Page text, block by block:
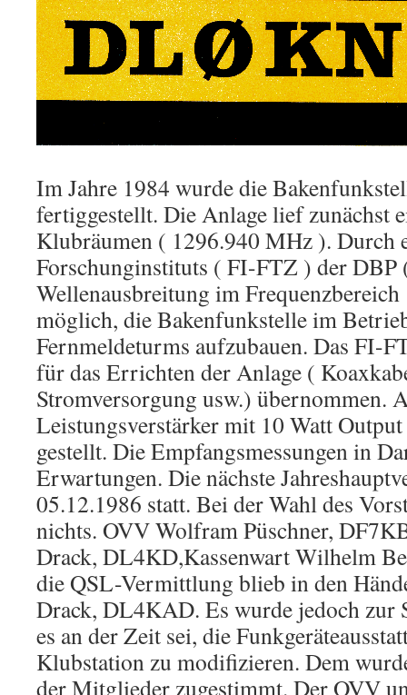
Im Jahre 1984 wurde die
fertiggestellt. Die Anlage lief zunächst
Klubräumen ( 1296.940 MHz ). Durch
Forschunginstituts ( FI-FTZ ) der DBP
Wellenausbreitung im
möglich, die Bakenfunkstelle im
Fernmeldeturms aufzubauen. Das FI-
für das Errichten der Anlage (
Stromversorgung usw.) übernommen.
Leistungsverstärker mit 10 Watt
gestellt. Die Empfangsmessungen in
Erwartungen. Die nächste
05.12.1986 statt. Bei der Wahl des
nichts. OVV Wolfram Püschner,
Drack, DL4KD,Kassenwart Wilhelm
die QSL-Vermittlung blieb in den
Drack, DL4KAD. Es wurde jedoch zur
es an der Zeit sei, die
Klubstation zu modifizieren. Dem
der Mitglieder zugestimmt. Der OVV